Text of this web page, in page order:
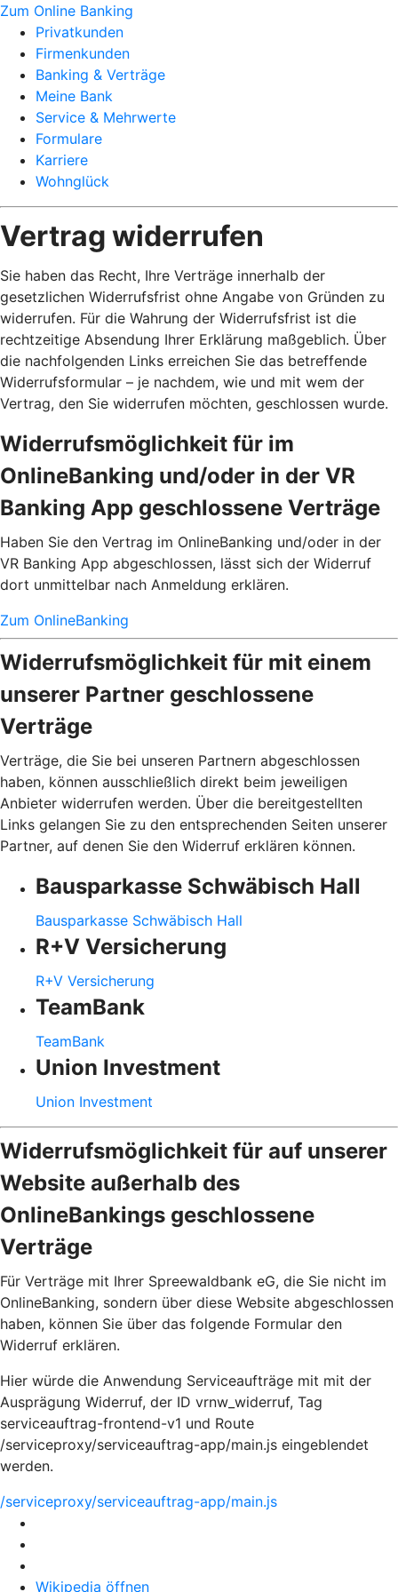
Zum Online Banking
Privatkunden
Firmenkunden
Banking & Verträge
Meine Bank
Service & Mehrwerte
Formulare
Karriere
Wohnglück
Vertrag widerrufen
Sie haben das Recht, Ihre Verträge innerhalb der
gesetzlichen Widerrufsfrist ohne Angabe von Gründen zu
widerrufen. Für die Wahrung der Widerrufsfrist ist die
rechtzeitige Absendung Ihrer Erklärung maßgeblich. Über
die nachfolgenden Links erreichen Sie das betreffende
Widerrufsformular – je nachdem, wie und mit wem der
Vertrag, den Sie widerrufen möchten, geschlossen wurde.
Widerrufsmöglichkeit für im
OnlineBanking und/oder in der VR
Banking App geschlossene Verträge
Haben Sie den Vertrag im OnlineBanking und/oder in der
VR Banking App abgeschlossen, lässt sich der Widerruf
dort unmittelbar nach Anmeldung erklären.
Zum OnlineBanking
Widerrufsmöglichkeit für mit einem
unserer Partner geschlossene
Verträge
Verträge, die Sie bei unseren Partnern abgeschlossen
haben, können ausschließlich direkt beim jeweiligen
Anbieter widerrufen werden. Über die bereitgestellten
Links gelangen Sie zu den entsprechenden Seiten unserer
Partner, auf denen Sie den Widerruf erklären können.
Bausparkasse Schwäbisch Hall
Bausparkasse Schwäbisch Hall
R+V Versicherung
R+V Versicherung
TeamBank
TeamBank
Union Investment
Union Investment
Widerrufsmöglichkeit für auf unserer
Website außerhalb des
OnlineBankings geschlossene
Verträge
Für Verträge mit Ihrer Spreewaldbank eG, die Sie nicht im
OnlineBanking, sondern über diese Website abgeschlossen
haben, können Sie über das folgende Formular den
Widerruf erklären.
Hier würde die Anwendung Serviceaufträge mit mit der
Ausprägung Widerruf, der ID vrnw_widerruf, Tag
serviceauftrag-frontend-v1 und Route
/serviceproxy/serviceauftrag-app/main.js eingeblendet
werden.
/serviceproxy/serviceauftrag-app/main.js
Wikipedia öffnen